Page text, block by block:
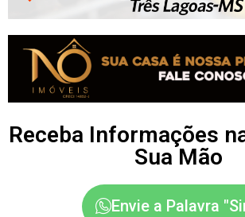
Receba Informações
Sua Mão
Envie a Palavra